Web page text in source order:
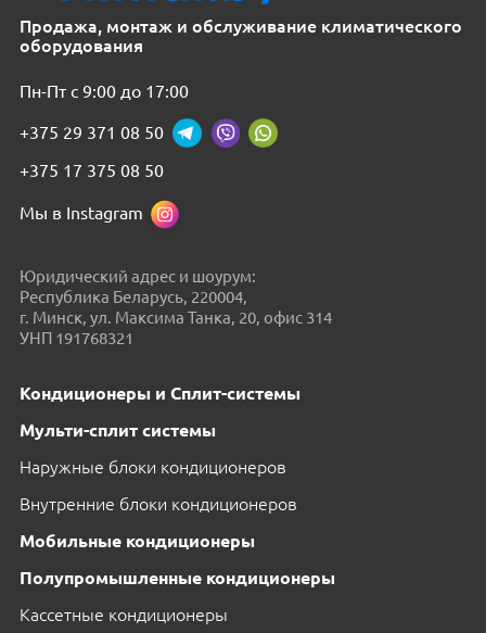
Продажа, монтаж и обслуживание климатического
оборудования
Пн-Пт с 9:00 до 17:00
+375 29 371 08 50
+375 17 375 08 50
Мы в Instagram
Юридический адрес и шоурум:
Республика Беларусь, 220004,
г. Минск, ул. Максима Танка, 20, офис 314
УНП 191768321
Кондиционеры и Сплит-системы
Мульти-сплит системы
Наружные блоки кондиционеров
Внутренние блоки кондиционеров
Мобильные кондиционеры
Полупромышленные кондиционеры
Кассетные кондиционеры